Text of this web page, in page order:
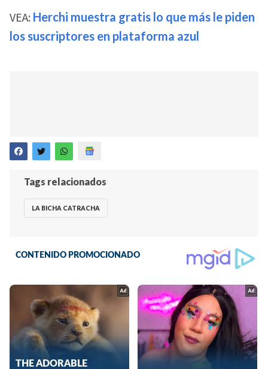
VEA: Herchi muestra gratis lo que más le piden
los suscriptores en plataforma azul
Tags relacionados
LA BICHA CATRACHA